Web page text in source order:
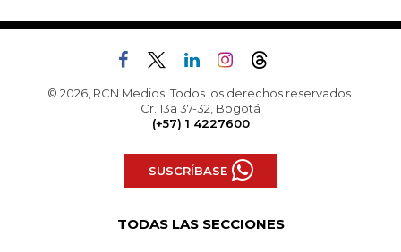
© 2026, RCN Medios. Todos los derechos reservados.
Cr. 13a 37-32, Bogotá
(+57) 1 4227600
SUSCRÍBASE
TODAS LAS SECCIONES